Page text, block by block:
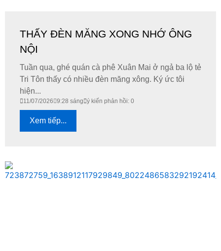
THẤY ĐÈN MĂNG XONG NHỚ ÔNG
NỘI
Tuần qua, ghé quán cà phê Xuân Mai ở ngả ba lộ tẻ
Tri Tôn thấy có nhiều đèn măng xông. Ký ức tôi
hiện...
11/07/2026 9:28 sáng ý kiến phản hồi: 0
Xem tiếp...